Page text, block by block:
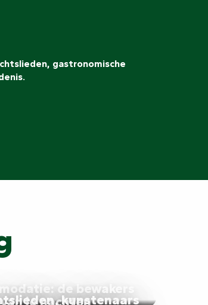
gastronomische
de bewakers
van je nachtenkunstenaars